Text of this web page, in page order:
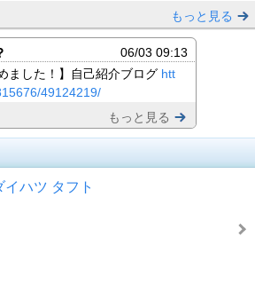
もっと見る
06/03 09:13
ました！】自己紹介ブログ htt
49124219/
もっと見る
イハツ タフト